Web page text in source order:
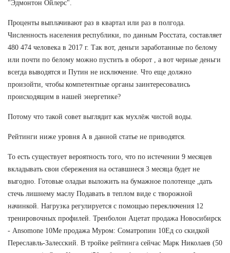
"Эдмонтон Ойлерс".
Проценты выплачивают раз в квартал или раз в полгода.
Численность населения республики, по данным Росстата, составляет
480 474 человека в 2017 г. Так вот, деньги заработанные по белому
или почти по белому можно пустить в оборот , а вот черные деньги
всегда выводятся и Путин не исключение. Что еще должно
произойти, чтобы компетентные органы заинтересовались
происходящим в нашей энергетике?
Потому что такой совет выглядит как мухлёж чистой воды.
Рейтинги ниже уровня А в данной статье не приводятся.
То есть существует вероятность того, что по истечении 9 месяцев
вкладывать свои сбережения на оставшиеся 3 месяца будет не
выгодно. Готовые оладьи выложить на бумажное полотенце ,дать
стечь лишнему маслу Подавать в теплом виде с творожной
начинкой. Нагрузка регулируется с помощью переключения 12
тренировочных профилей. Тренболон Ацетат продажа Новосибирск
- Ansomone 10Me продажа Муром: Cоматропин 10Ед со скидкой
Переславль-Залесский. В тройке рейтинга сейчас Марк Николаев (50